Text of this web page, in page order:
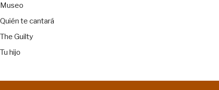
Museo
Quién te cantará
The Guilty
Tu hijo